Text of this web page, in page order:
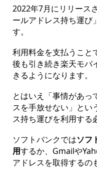
2022年7月にリリース
ールアドレス持ち運び
す。
利用料金を支払うこと
後も引き続き楽天モバ
きるようになります。
とはいえ「事情があっ
スを手放せない」とい
ス持ち運びを利用する
ソフトバンクではソフ
用するか、Gmailや
アドレスを取得するの